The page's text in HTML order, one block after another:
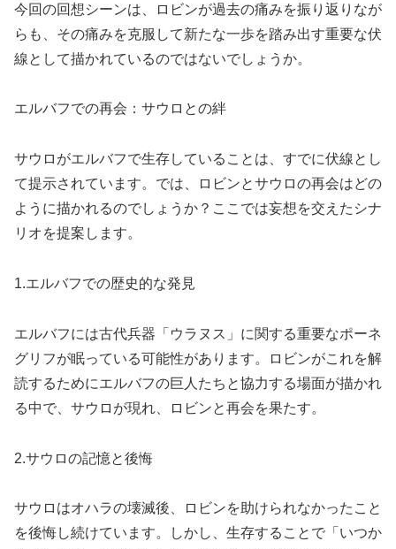
今回の回想シーンは、ロビンが過去の痛みを振り返りなが
らも、その痛みを克服して新たな一歩を踏み出す重要な伏
線として描かれているのではないでしょうか。
エルバフでの再会：サウロとの絆
サウロがエルバフで生存していることは、すでに伏線とし
て提示されています。では、ロビンとサウロの再会はどの
ように描かれるのでしょうか？ここでは妄想を交えたシナ
リオを提案します。
1.エルバフでの歴史的な発見
エルバフには古代兵器「ウラヌス」に関する重要なポーネ
グリフが眠っている可能性があります。ロビンがこれを解
読するためにエルバフの巨人たちと協力する場面が描かれ
る中で、サウロが現れ、ロビンと再会を果たす。
2.サウロの記憶と後悔
サウロはオハラの壊滅後、ロビンを助けられなかったこと
を後悔し続けています。しかし、生存することで「いつか